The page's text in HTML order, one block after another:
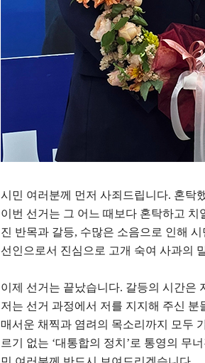
시민 여러분께 먼저 사죄드립니다. 혼탁
이번 선거는 그 어느 때보다 혼탁하고 치
진 반목과 갈등, 수많은 소음으로 인해
선인으로서 진심으로 고개 숙여 사과의
이제 선거는 끝났습니다. 갈등의 시간은
저는 선거 과정에서 저를 지지해 주신 분
매서운 채찍과 염려의 목소리까지 모두
르기 없는 ‘대통합의 정치 ’ 로 통영의 무